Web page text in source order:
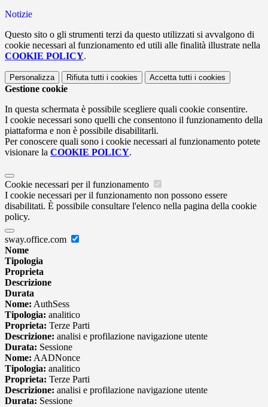
Notizie
Questo sito o gli strumenti terzi da questo utilizzati si avvalgono di
cookie necessari al funzionamento ed utili alle finalità illustrate nella
COOKIE POLICY.
Personalizza Rifiuta tutti i cookies Accetta tutti i cookies
Gestione cookie
In questa schermata è possibile scegliere quali cookie consentire.
I cookie necessari sono quelli che consentono il funzionamento della
piattaforma e non è possibile disabilitarli.
Per conoscere quali sono i cookie necessari al funzionamento potete
visionare la COOKIE POLICY.
Cookie necessari per il funzionamento
I cookie necessari per il funzionamento non possono essere
disabilitati. È possibile consultare l'elenco nella pagina della cookie
policy.
sway.office.com
Nome
Tipologia
Proprieta
Descrizione
Durata
Nome: AuthSess
Tipologia: analitico
Proprieta: Terze Parti
Descrizione: analisi e profilazione navigazione utente
Durata: Sessione
Nome: AADNonce
Tipologia: analitico
Proprieta: Terze Parti
Descrizione: analisi e profilazione navigazione utente
Durata: Sessione